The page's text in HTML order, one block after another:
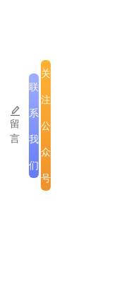
本次对话会由中国
人民革命党中央宣
中国外文局亚太传
（外交学院）、云
办。
来源：中国东盟报道
留
言
联
系
我
们
关
注
公
众
号